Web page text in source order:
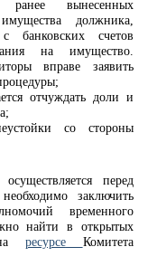
ранее вынесенных
должника,
банковских счетов
на имущество.
вправе заявить
отчуждать доли и
со стороны
осуществляется перед
заключить
временного
найти в открытых
ресурсе
Комитета